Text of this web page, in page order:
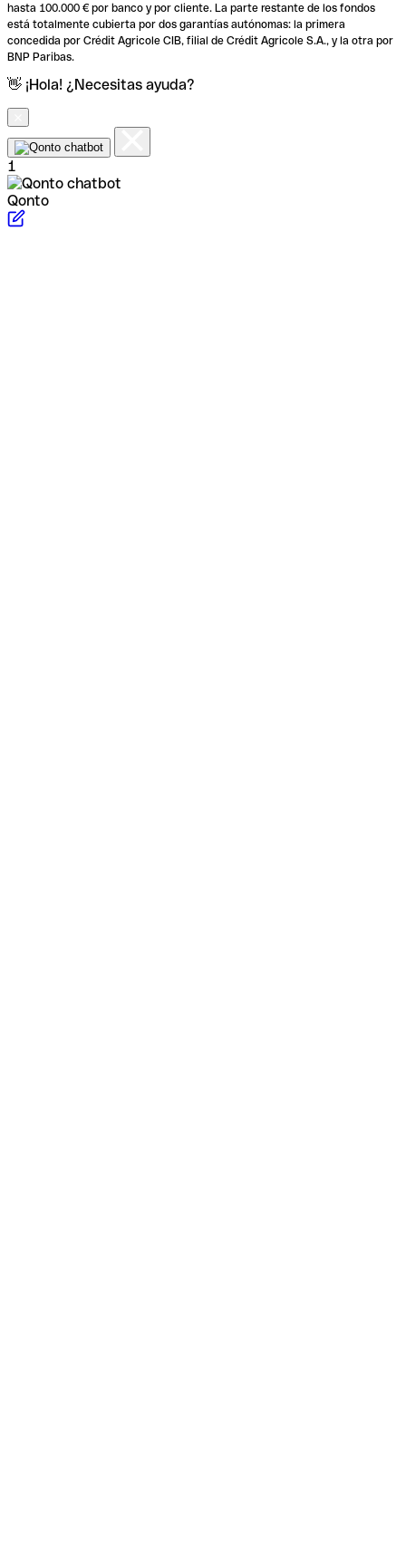
hasta 100.000 € por banco y por cliente. La parte restante de los fondos
está totalmente cubierta por dos garantías autónomas: la primera
concedida por Crédit Agricole CIB, filial de Crédit Agricole S.A., y la otra por
BNP Paribas.
👋 ¡Hola! ¿Necesitas ayuda?
1
Qonto